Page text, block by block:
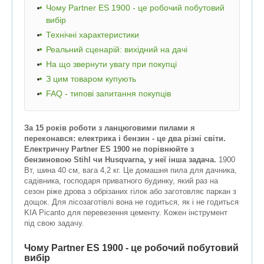
Чому Partner ES 1900 - це робочий побутовий
вибір
Технічні характеристики
Реальний сценарій: вихідний на дачі
На що звернути увагу при покупці
З цим товаром купують
FAQ - типові запитання покупців
За 15 років роботи з ланцюговими пилами я
переконався: електрика і бензин - це два різні світи.
Електричну Partner ES 1900 не порівнюйте з
бензиновою Stihl чи Husqvarna, у неї інша задача. 1900
Вт, шина 40 см, вага 4,2 кг. Це домашня пила для дачника,
садівника, господаря приватного будинку, який раз на
сезон ріже дрова з обрізаних гілок або заготовляє паркан з
дощок. Для лісозаготівлі вона не годиться, як і не годиться
KIA Picanto для перевезення цементу. Кожен інструмент
під свою задачу.
Чому Partner ES 1900 - це робочий побутовий
вибір